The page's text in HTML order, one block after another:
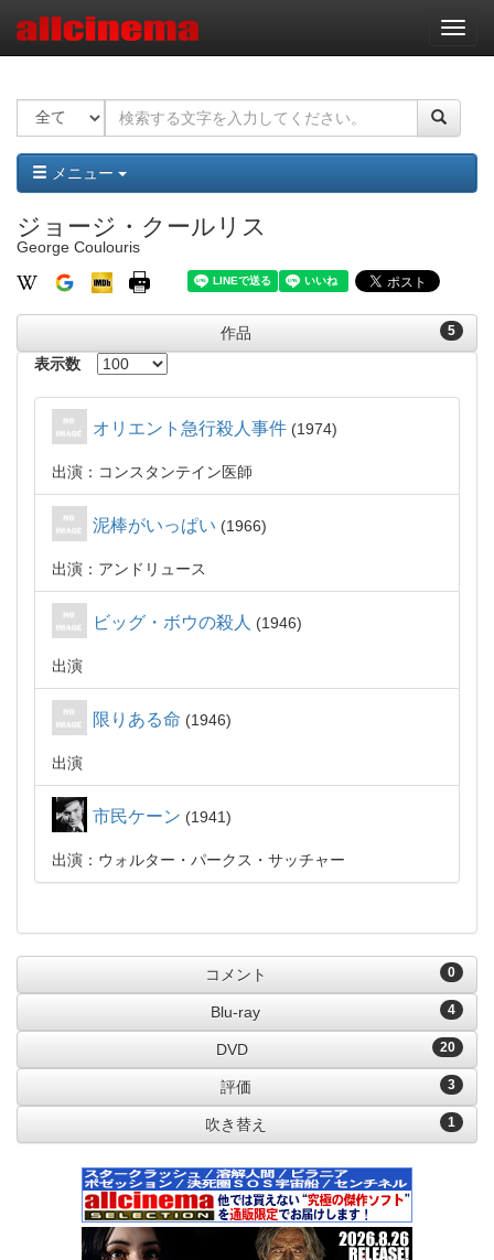
ナ
ビ
ー
ョ
ン
メニュー
ジョージ・クールリス
George Coulouris
5
作品
表示数
オリエント急行殺人事件 1974
出演：コンスタンテイン医師
泥棒がいっぱい 1966
出演：アンドリュース
ビッグ・ボウの殺人 1946
出演
限りある命 1946
出演
市民ケーン 1941
出演：ウォルター・パークス・サッチャー
0
コメント
4
Blu-ray
20
DVD
3
評価
1
吹き替え